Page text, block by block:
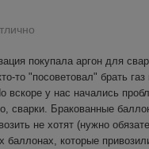
покупала аргон для
то "посоветовал" брать
вскоре у нас начались
сварки. Бракованные
не хотят (нужно
баллонах, которые